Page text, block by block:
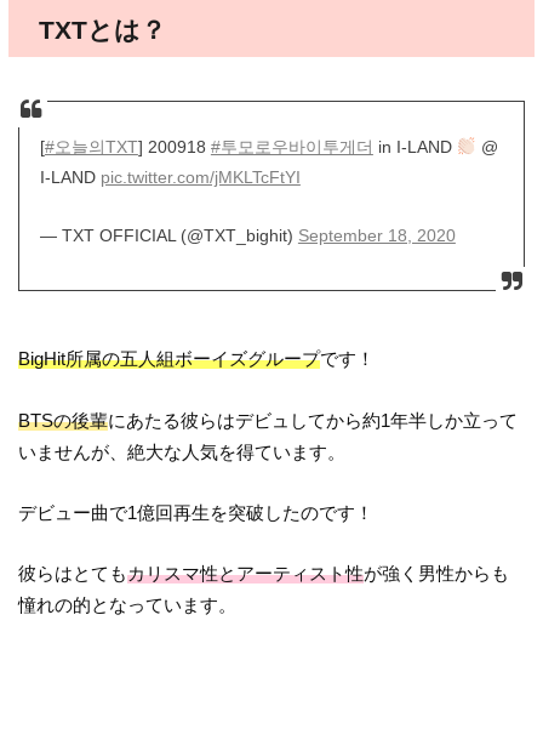
TXTとは？
[#오늘의TXT] 200918 #투모로우바이투게더 in I-LAND
@
I-LAND pic.twitter.com/jMKLTcFtYI
— TXT OFFICIAL (@TXT_bighit) September 18, 2020
BigHit所属の五人組ボーイズグループです！
BTSの後輩にあたる彼らはデビュしてから約1年半しか立って
いませんが、絶大な人気を得ています。
デビュー曲で1億回再生を突破したのです！
彼らはとてもカリスマ性とアーティスト性が強く男性からも
憧れの的となっています。